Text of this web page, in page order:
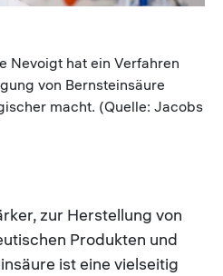
Nevoigt hat ein Verfahren
von Bernsteinsäure
macht. (Quelle: Jacobs
zur Herstellung von
Produkten und
ist eine vielseitig